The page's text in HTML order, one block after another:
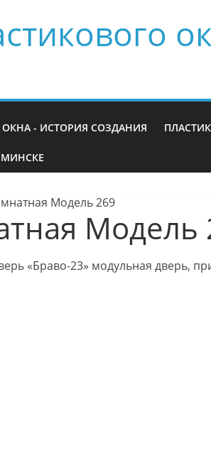
- ИСТОРИЯ СОЗДАНИЯ
Модель 269
Модель
«Браво-23» модульная дверь,